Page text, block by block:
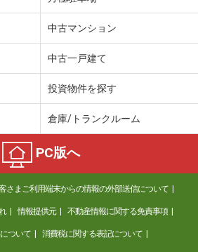
中古マンション
中古一戸建て
投資物件を探す
倉庫/トランクルーム
PC版へ
さまご利用端末からの情報の外部送信について
情報提供元 不動産情報に関する免責事項
ついて 消費税に関する表記について